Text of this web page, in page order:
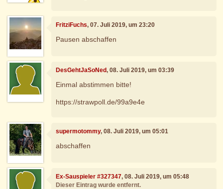
FritziFuchs, 07. Juli 2019, um 23:20
Pausen abschaffen
DesGehtJaSoNed, 08. Juli 2019, um 03:39
Einmal abstimmen bitte!
https://strawpoll.de/99a9e4e
supermotommy, 08. Juli 2019, um 05:01
abschaffen
Ex-Sauspieler #327347, 08. Juli 2019, um 05:48
Dieser Eintrag wurde entfernt.